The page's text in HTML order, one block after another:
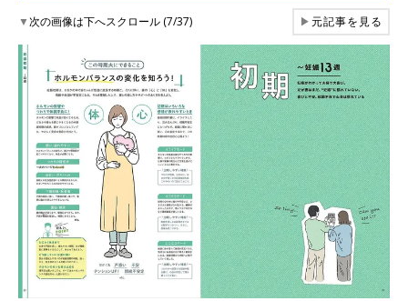
▼次の画像は下へスクロール (7/37) ▶元記事を見る